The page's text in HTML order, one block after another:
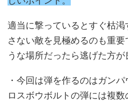
適当に撃っているとすぐ枯
さない敵を見極めるのも重
うな場所だったら逃げた方が
・今回は弾を作るのはガン
ロスボウボルトの弾には複